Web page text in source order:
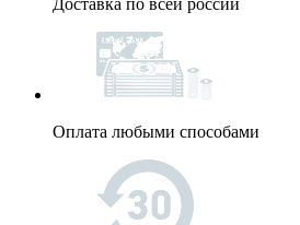
Оплата любыми способами